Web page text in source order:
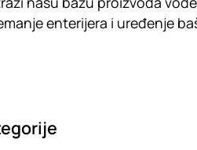
enterijera i uređenje